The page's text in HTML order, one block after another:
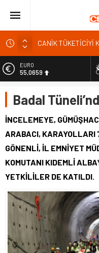
CANİK TÜKETİCİYİ
KULLANICISINI
Kardef Başkanı
24 Temmuz Basın
Sandık Bir
Fatih Mahallesi
KURNAZ ve
EURO
55,0659
6.521,17
BİST
13.685,30
47,5953
Badal
İNCELEMEYE,
ARABACI, KARAYOLLARI
GÖNENLİ, İL EMNİYET
KOMUTANI KIDEMLİ
YETKİLİLER DE KATILDI.